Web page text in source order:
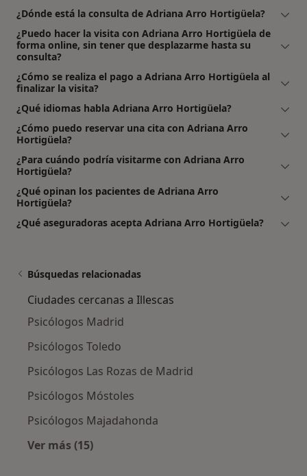
¿Dónde está la consulta de Adriana Arro Hortigüela?
¿Puedo hacer la visita con Adriana Arro Hortigüela de
forma online, sin tener que desplazarme hasta su
consulta?
¿Cómo se realiza el pago a Adriana Arro Hortigüela al
finalizar la visita?
¿Qué idiomas habla Adriana Arro Hortigüela?
¿Cómo puedo reservar una cita con Adriana Arro
Hortigüela?
¿Para cuándo podría visitarme con Adriana Arro
Hortigüela?
¿Qué opinan los pacientes de Adriana Arro
Hortigüela?
¿Qué aseguradoras acepta Adriana Arro Hortigüela?
Búsquedas relacionadas
Ciudades cercanas a Illescas
Psicólogos Madrid
Psicólogos Toledo
Psicólogos Las Rozas de Madrid
Psicólogos Móstoles
Psicólogos Majadahonda
Ver más (15)